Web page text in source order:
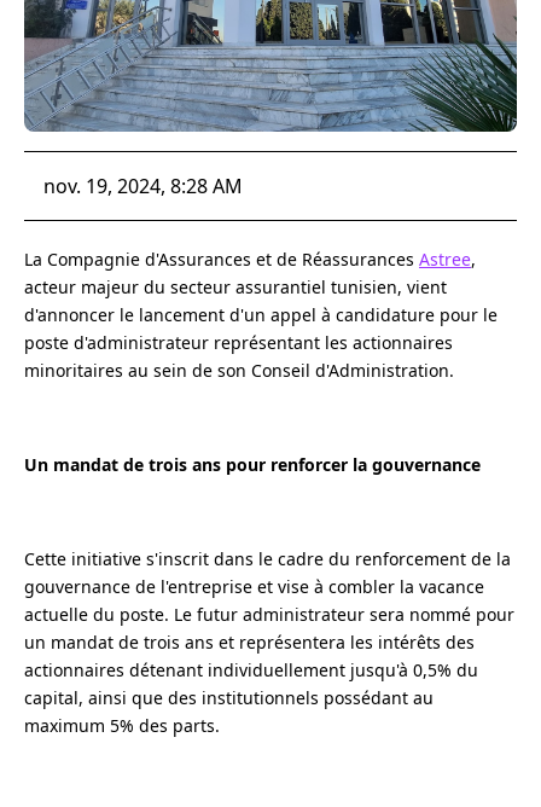
nov. 19, 2024, 8:28 AM
La Compagnie d'Assurances et de Réassurances Astree,
acteur majeur du secteur assurantiel tunisien, vient
d'annoncer le lancement d'un appel à candidature pour le
poste d'administrateur représentant les actionnaires
minoritaires au sein de son Conseil d'Administration.
Un mandat de trois ans pour renforcer la gouvernance
Cette initiative s'inscrit dans le cadre du renforcement de la
gouvernance de l'entreprise et vise à combler la vacance
actuelle du poste. Le futur administrateur sera nommé pour
un mandat de trois ans et représentera les intérêts des
actionnaires détenant individuellement jusqu'à 0,5% du
capital, ainsi que des institutionnels possédant au
maximum 5% des parts.